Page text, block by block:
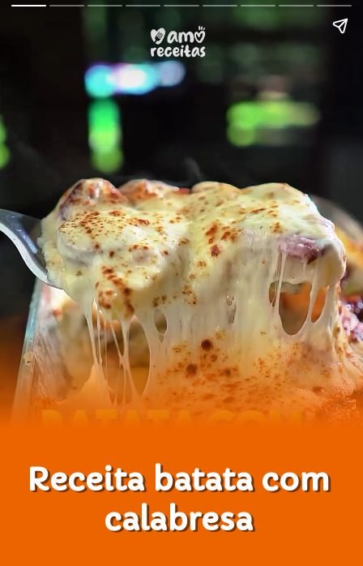
Receita batata com
calabresa